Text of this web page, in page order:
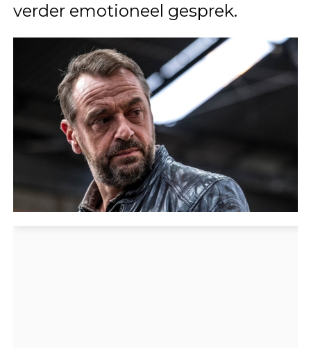
verder emotioneel gesprek.